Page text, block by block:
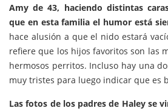
Amy de 43, haciendo distintas
que en esta familia el humor está
hace alusión a que el nido estará
refiere que los hijos favoritos son las
hermosos perritos. Incluso hay una
muy tristes para luego indicar que es
Las fotos de los padres de Haleyse